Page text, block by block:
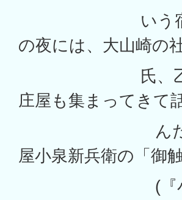
いう宿屋に泊
の夜には、大山崎の
氏、乙訓郡の
庄屋も集まってきて
んだ。2回目
屋小泉新兵衛の「御
(『小泉家文